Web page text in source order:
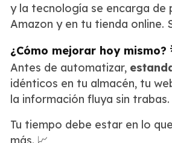
y la tecnología se encarga de
Amazon y en tu tienda online.
¿Cómo mejorar hoy mismo?
Antes de automatizar,
idénticos en tu almacén, tu
la información fluya sin trabas.
Tu tiempo debe estar en lo
más. 📈